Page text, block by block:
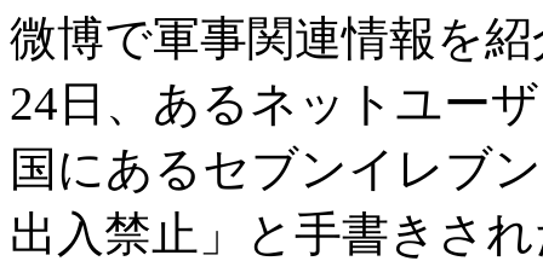
微博で軍事関連情報を
24日、あるネットユー
国にあるセブンイレブ
出入禁止」と手書きさ